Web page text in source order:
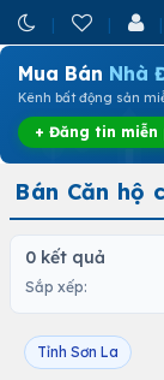
Mua Bán Nhà
Kênh bất động sản
+ Đăng tin miễn
Bán Căn hộ
0 kết quả
Sắp xếp:
Tỉnh Sơn La